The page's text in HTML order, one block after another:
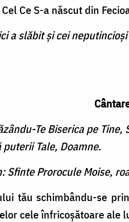
Ce S-a născut din
a slăbit şi cei
Te Biserica pe
Tale, Doamne.
Sfinte Prorocule Moise,
tău schimbându-se
cele înfricoşătoare ale